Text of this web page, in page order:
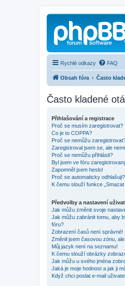
Rychlé odkazy FAQ
Obsah fóra Často
Často kladené
Přihlašování a registrace
Proč se musím zaregistrovat?
Co je to COPPA?
Proč se nemůžu
Zaregistroval jsem se, ale
Proč se nemůžu přihlásit?
Byl jsem ve fóru
Zapomněl jsem heslo!
Proč se automaticky odhlašuji?
K čemu slouží funkce
Předvolby a nastavení
Jak můžu změnit svoje
Jak můžu zabránit tomu, aby
fóru?
Zobrazení časů není správné!
Změnil jsem časovou zónu,
Můj jazyk není na seznamu!
K čemu slouží obrázky
Jak můžu u svého jména
Jaká je moje hodnost a jak ji
Když chci poslat e-mail